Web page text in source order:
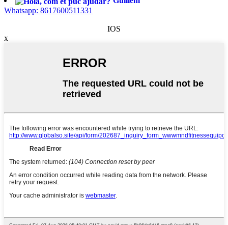
Whatsapp: 8617600511331
IOS
x